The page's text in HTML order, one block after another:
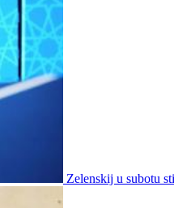
Zelenskij u subotu